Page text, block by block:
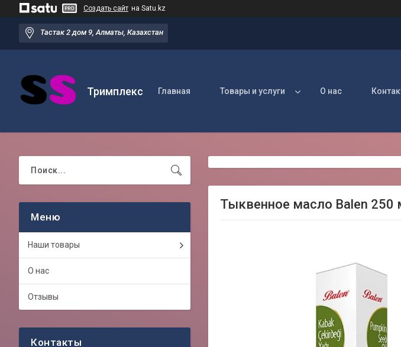
Создать сайт на Satu.kz
Тастак 2 дом 9, Алматы, Казахстан
Тримплекс Главная Товары и услуги О нас
Тыквенное масло Balen 250
Наши товары
О нас
Отзывы